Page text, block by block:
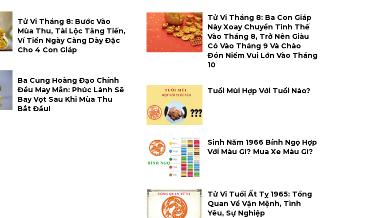
Tử Vi Tháng 8: Bước Vào
Mùa Thu, Tài Lộc Tăng Tiến,
Ví Tiền Ngày Càng Dày Đặc
Cho 4 Con Giáp
Ba Cung Hoàng Đạo Chính
Đều May Mắn: Phúc Lành Sẽ
Bay Vọt Sau Khi Mùa Thu
Bắt Đầu!
Tử Vi Tháng 8: Ba Con Giáp
Này Xoay Chuyển Tình Thế
Vào Tháng 8, Trở Nên Giàu
Có Vào Tháng 9 Và Chào
Đón Niềm Vui Lớn Vào Tháng
10
Tuổi Mùi Hợp Với Tuổi Nào?
Sinh Năm 1966 Bính Ngọ Hợp
Với Màu Gì? Mua Xe Màu Gì?
Tử Vi Tuổi Ất Tỵ 1965: Tổng
Quan Về Vận Mệnh, Tình
Yêu, Sự Nghiệp